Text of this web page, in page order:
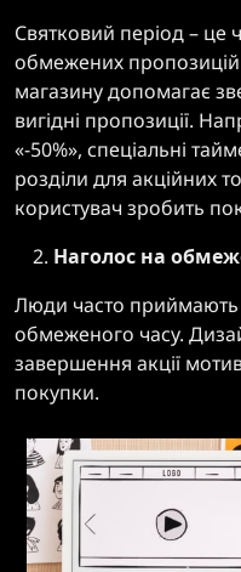
Святковий період – це
обмежених
магазину допомагає
вигідні пропозиції.
«-50%», спеціальні
розділи для акційних
користувач зробить
Наголос на
Люди часто
обмеженого часу.
завершення акції
покупки.